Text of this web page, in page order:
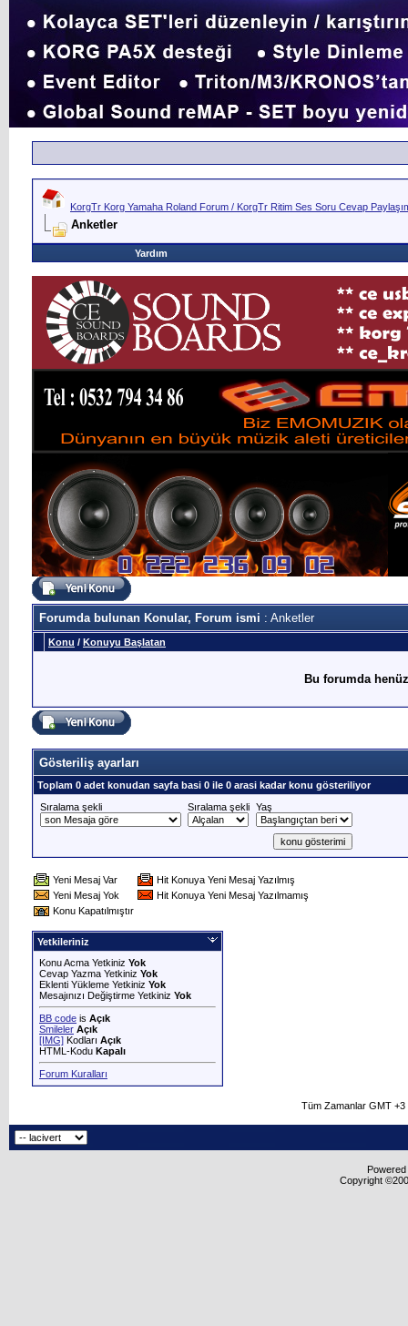
KorgTr Korg Yamaha Roland Forum / KorgTr Ritim Ses Soru Cevap
Anketler
Yardım
Forumda bulunan Konular, Forum ismi : Anketler
Konu / Konuyu Başlatan
Bu forumda
Gösteriliş ayarları
Toplam 0 adet konudan sayfa basi 0 ile 0 arasi kadar konu gösteriliyor
Sıralama şekli
Sıralama şekli Yaş
Yeni Mesaj Var
Hit Konuya Yeni Mesaj Yazılmış
Yeni Mesaj Yok
Hit Konuya Yeni Mesaj Yazılmamış
Konu Kapatılmıştır
Yetkileriniz
Konu Acma Yetkiniz Yok
Cevap Yazma Yetkiniz Yok
Eklenti Yükleme Yetkiniz Yok
Mesajınızı Değiştirme Yetkiniz Yok
BB code is Açık
Smileler Açık
[IMG] Kodları Açık
HTML-Kodu Kapalı
Forum Kuralları
Tüm Zamanlar GMT
Copyright